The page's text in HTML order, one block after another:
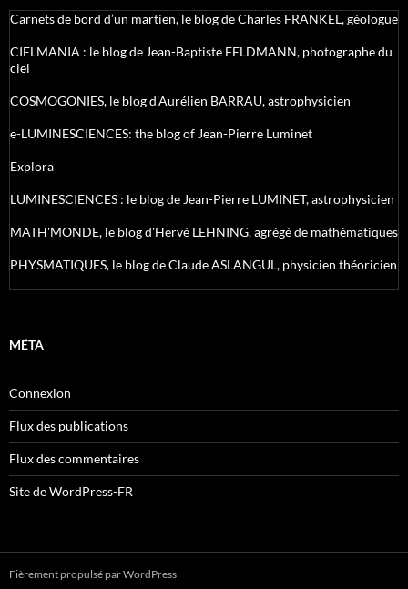
Carnets de bord d’un martien, le blog de Charles FRANKEL, géologue
CIELMANIA : le blog de Jean-Baptiste FELDMANN, photographe du
ciel
COSMOGONIES, le blog d'Aurélien BARRAU, astrophysicien
e-LUMINESCIENCES: the blog of Jean-Pierre Luminet
Explora
LUMINESCIENCES : le blog de Jean-Pierre LUMINET, astrophysicien
MATH'MONDE, le blog d'Hervé LEHNING, agrégé de mathématiques
PHYSMATIQUES, le blog de Claude ASLANGUL, physicien théoricien
MÉTA
Connexion
Flux des publications
Flux des commentaires
Site de WordPress-FR
Fièrement propulsé par WordPress